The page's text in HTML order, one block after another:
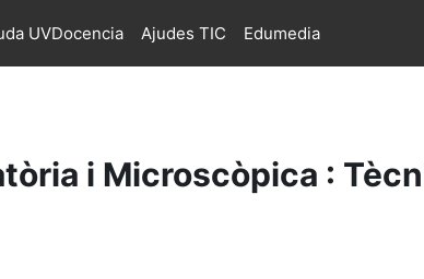
UVDocencia Ajudes TIC Edumedia
i Microscòpica :